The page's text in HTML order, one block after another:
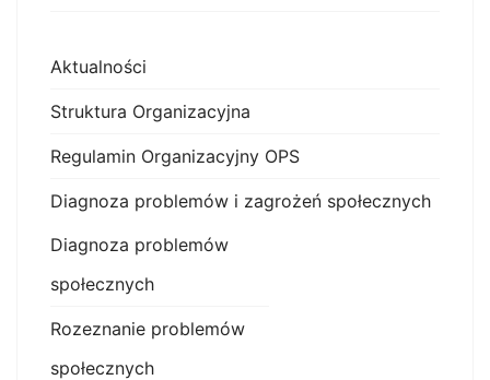
Aktualności
Struktura Organizacyjna
Regulamin Organizacyjny OPS
Diagnoza problemów i zagrożeń społecznych
Diagnoza problemów
społecznych
Rozeznanie problemów
społecznych